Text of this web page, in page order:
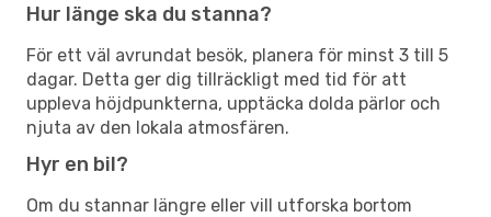
Hur länge ska du stanna?
För ett väl avrundat besök, planera för minst 3 till 5
dagar. Detta ger dig tillräckligt med tid för att
uppleva höjdpunkterna, upptäcka dolda pärlor och
njuta av den lokala atmosfären.
Hyr en bil?
Om du stannar längre eller vill utforska bortom